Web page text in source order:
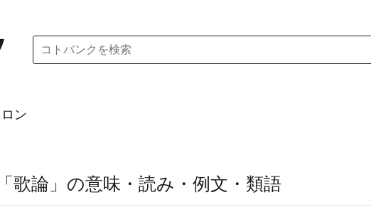
ロン
「歌論」の意味・読み・例文・類語